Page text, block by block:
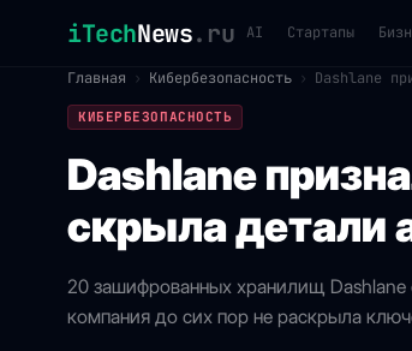
iTechNews.ru AI Стартапы
Главная
› Кибербезопасность › Dashlane
КИБЕРБЕЗОПАСНОСТЬ
Dashlane
скрыла детали
20 зашифрованных хранилищ Dashlane
компания до сих пор не раскрыла